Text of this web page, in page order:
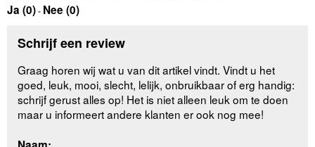
Ja (0)- Nee (0)
Schrijf een review
Graag horen wij wat u van dit artikel vindt. Vindt u het
goed, leuk, mooi, slecht, lelijk, onbruikbaar of erg handig:
schrijf gerust alles op! Het is niet alleen leuk om te doen
maar u informeert andere klanten er ook nog mee!